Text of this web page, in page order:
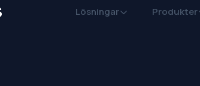
Lösningar Produkter